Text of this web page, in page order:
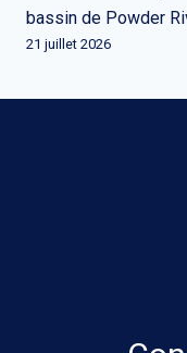
bassin de Powder
21 juillet 2026